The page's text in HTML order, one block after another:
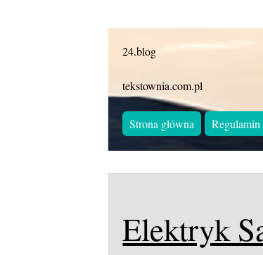
24.blog
tekstownia.com.pl
Strona główna Regulamin
Elektryk